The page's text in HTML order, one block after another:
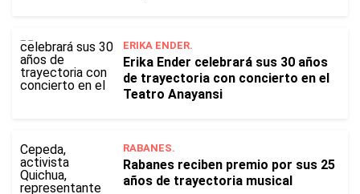
ERIKA ENDER.
Erika Ender celebrará sus 30 años
de trayectoria con concierto en el
Teatro Anayansi
RABANES.
Rabanes reciben premio por sus 25
años de trayectoria musical